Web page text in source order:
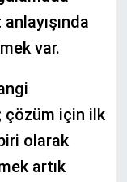
var.
çözüm için ilk
olarak
artık